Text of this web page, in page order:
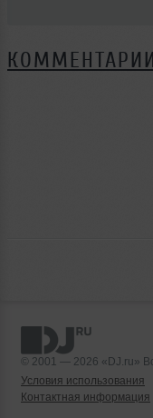
КОММЕНТАРИИ
© 2001 — 2026 «DJ.ru»
Условия использования
Контактная информация